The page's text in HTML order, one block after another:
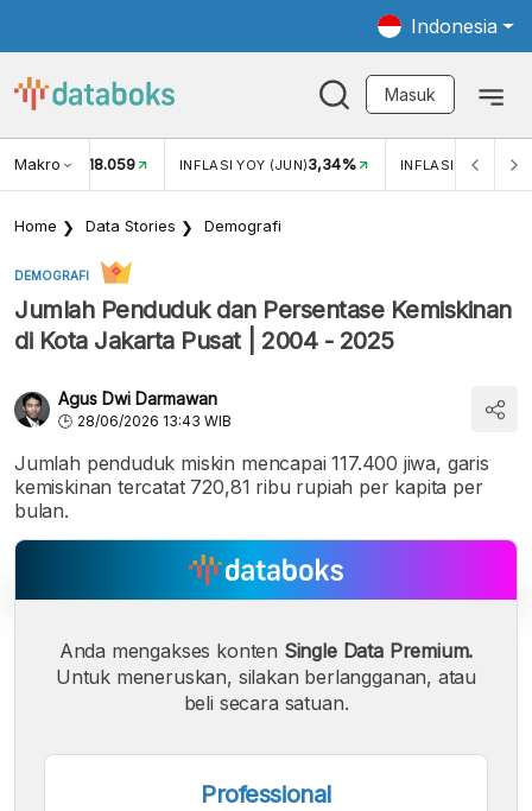
Indonesia
Masuk
Makro
USD/IDR 18.059 INFLASI YOY (JUN)3,34% INFLASI MOM
Home Data Stories Demografi
DEMOGRAFI
Jumlah Penduduk dan Persentase Kemiskinan
di Kota Jakarta Pusat | 2004 - 2025
Agus Dwi Darmawan
28/06/2026 13:43 WIB
Jumlah penduduk miskin mencapai 117.400 jiwa, garis
kemiskinan tercatat 720,81 ribu rupiah per kapita per
bulan.
A
Font
A
Font
Sedang
A
Font
Besar
Anda mengakses konten Single Data Premium.
Untuk meneruskan, silakan berlangganan, atau
beli secara satuan.
Professional